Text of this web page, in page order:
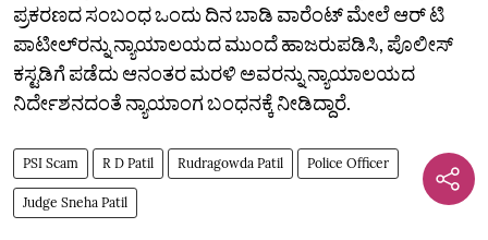
ಪ್ರಕರಣದ ಸಂಬಂಧ ಒಂದು ದಿನ ಬಾಡಿ ವಾರೆಂಟ್‌ ಮೇಲೆ ಆರ್‌ ಟಿ
ಪಾಟೀಲ್‌ರನ್ನು ನ್ಯಾಯಾಲಯದ ಮುಂದೆ ಹಾಜರುಪಡಿಸಿ, ಪೊಲೀಸ್‌
ಕಸ್ಟಡಿಗೆ ಪಡೆದು ಆನಂತರ ಮರಳಿ ಅವರನ್ನು ನ್ಯಾಯಾಲಯದ
ನಿರ್ದೇಶನದಂತೆ ನ್ಯಾಯಾಂಗ ಬಂಧನಕ್ಕೆ ನೀಡಿದ್ದಾರೆ.
PSI Scam R D Patil Rudragowda Patil Police Officer
Judge Sneha Patil